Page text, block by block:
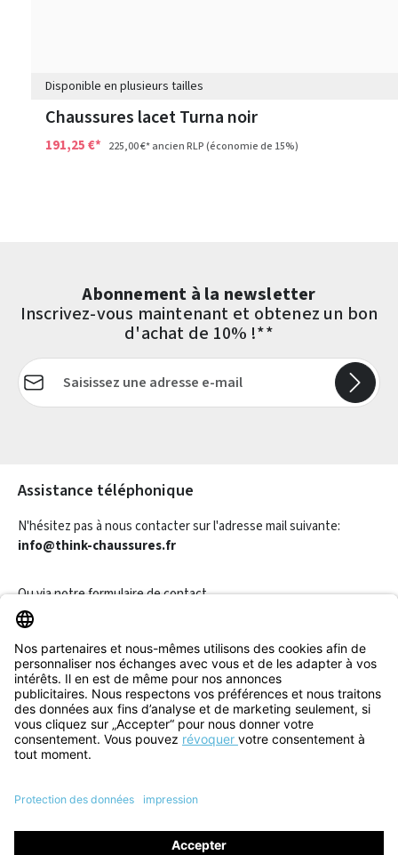
Disponible en plusieurs tailles
Chaussures lacet Turna noir
191,25 €* 225,00 €*ancien RLP(économie de 15%)
Abonnement à la newsletter
Inscrivez-vous maintenant et obtenez un bon
d'achat de 10% !**
Adresse e-mail*
Assistance téléphonique
N'hésitez pas à nous contacter sur l'adresse mail suivante:
info@think-chaussures.fr
Ou via notreformulaire de contact.
Révoquer un contrat
Informations
Aide & Contact